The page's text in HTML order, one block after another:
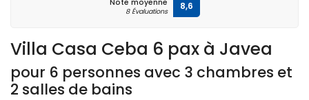
Villa Casa Ceba 6 pax à Javea
pour 6 personnes avec 3 chambres et
2 salles de bains
Note moyenne
8 Évaluations 8,6